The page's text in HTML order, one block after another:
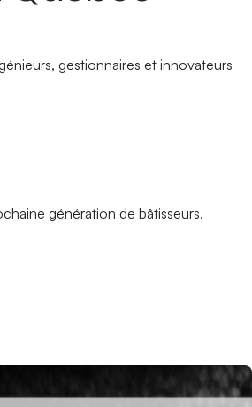
gestionnaires et innovateurs
génération de bâtisseurs.